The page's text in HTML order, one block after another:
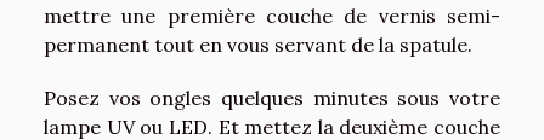
mettre une première couche de vernis semi-
permanent tout en vous servant de la spatule.
Posez vos ongles quelques minutes sous votre
lampe UV ou LED. Et mettez la deuxième couche